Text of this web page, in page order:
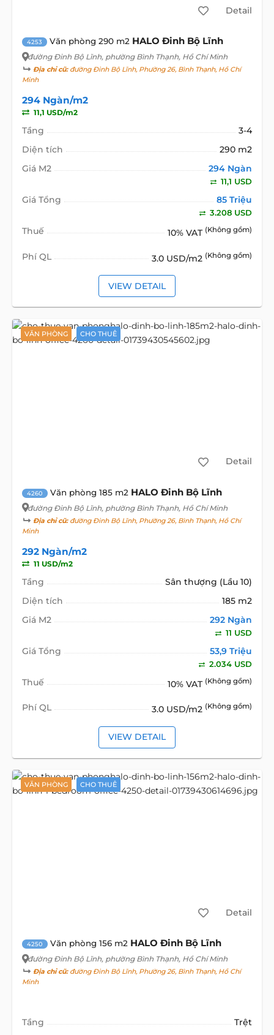
Detail
4253 Văn phòng 290 m2 HALO Đinh Bộ Lĩnh
đường Đinh Bộ Lĩnh, phường Bình Thạnh, Hồ Chí Minh
Địa chỉ cũ:đường Đinh Bộ Lĩnh, Phường 26, Bình Thạnh, Hồ Chí
Minh
294 Ngàn/m2
11,1 USD/m2
Tầng
3-4
Diện tích
290 m2
Giá M2
294 Ngàn
11,1 USD
Giá Tổng 85 Triệu
3.208 USD
Thuế 10% VAT (Không gồm)
Phí QL 3.0 USD/m2 (Không gồm)
VIEW DETAIL
VĂN PHÒNG CHO THUÊ
Detail
4260 Văn phòng 185 m2 HALO Đinh Bộ Lĩnh
đường Đinh Bộ Lĩnh, phường Bình Thạnh, Hồ Chí Minh
Địa chỉ cũ:đường Đinh Bộ Lĩnh, Phường 26, Bình Thạnh, Hồ Chí
Minh
292 Ngàn/m2
11 USD/m2
Tầng
Sân thượng (Lầu 10)
Diện tích
185 m2
Giá M2
292 Ngàn
11 USD
Giá Tổng 53,9 Triệu
2.034 USD
Thuế 10% VAT (Không gồm)
Phí QL 3.0 USD/m2 (Không gồm)
VIEW DETAIL
VĂN PHÒNG CHO THUÊ
Detail
4250 Văn phòng 156 m2 HALO Đinh Bộ Lĩnh
đường Đinh Bộ Lĩnh, phường Bình Thạnh, Hồ Chí Minh
Địa chỉ cũ:đường Đinh Bộ Lĩnh, Phường 26, Bình Thạnh, Hồ Chí
Minh
Tầng
Trệt